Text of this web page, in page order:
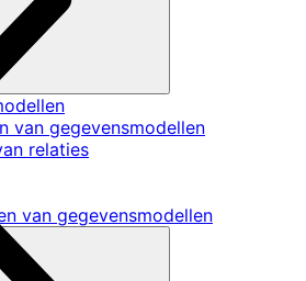
van gegevensmodellen
relaties
van gegevensmodellen